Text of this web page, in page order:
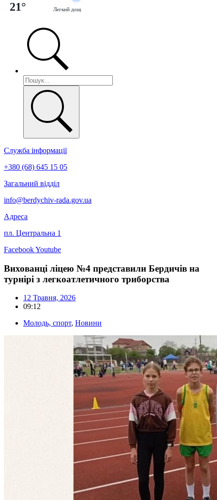
21° Легкий дощ
Служба інформації
+380 (68) 645 15 05
Загальний відділ
info@berdychiv-rada.gov.ua
Адреса
пл. Центральна 1
FacebookYoutube
Вихованці ліцею №4 представили Бердичів на
турнірі з легкоатлетичного триборства
12 Травня, 2026
09:12
Молодь, спорт, Новини